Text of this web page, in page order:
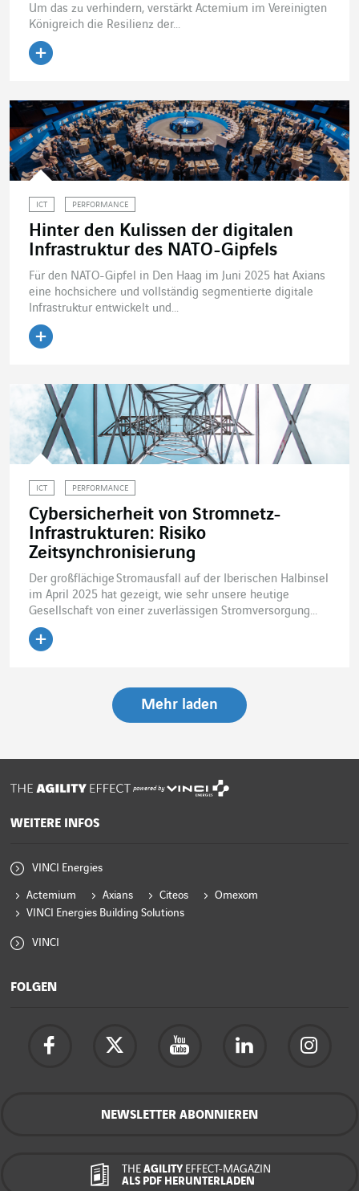
Um das zu verhindern, verstärkt Actemium im Vereinigten
Königreich die Resilienz der...
ICT PERFORMANCE
Hinter den Kulissen der digitalen
Infrastruktur des NATO-Gipfels
Für den NATO-Gipfel in Den Haag im Juni 2025 hat Axians
eine hochsichere und vollständig segmentierte digitale
Infrastruktur entwickelt und...
ICT PERFORMANCE
Cybersicherheit von Stromnetz-
Infrastrukturen: Risiko
Zeitsynchronisierung
Der großflächige Stromausfall auf der Iberischen Halbinsel
im April 2025 hat gezeigt, wie sehr unsere heutige
Gesellschaft von einer zuverlässigen Stromversorgung...
Mehr laden
powered by
WEITERE INFOS
VINCI Energies
Actemium Axians Citeos
Omexom
VINCI Energies Building Solutions
VINCI
FOLGEN
NEWSLETTER ABONNIEREN
THE AGILITY EFFECT-MAGAZIN
ALS PDF HERUNTERLADEN